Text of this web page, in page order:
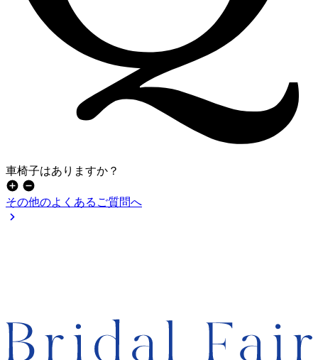
車椅子はありますか？
その他のよくあるご質問へ